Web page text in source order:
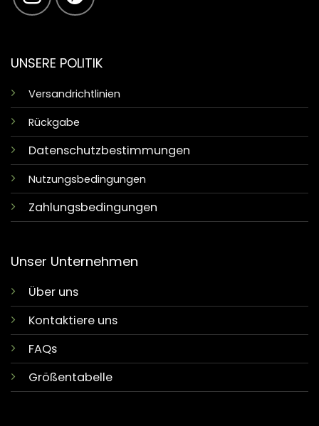
UNSERE POLITIK
Versandrichtlinien
Rückgabe
Datenschutzbestimmungen
Nutzungsbedingungen
Zahlungsbedingungen
Unser Unternehmen
Über uns
Kontaktiere uns
FAQs
Größentabelle